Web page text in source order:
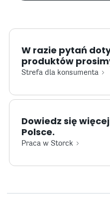
W razie pytań
produktów
Strefa dla konsumenta
Dowiedz się
Polsce.
Praca w Storck